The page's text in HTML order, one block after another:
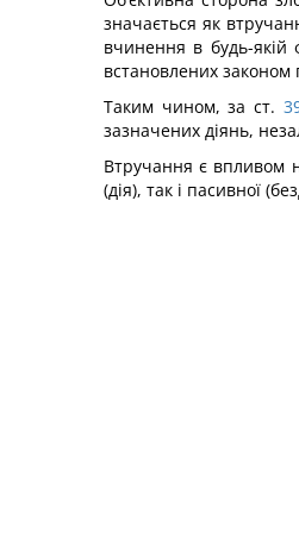
значається як
вчи­нення в будь-якій
встановлених законом
Таким чином, за ст.
зазначених діянь,
Втручання є впливом
(дія), так і пасивної